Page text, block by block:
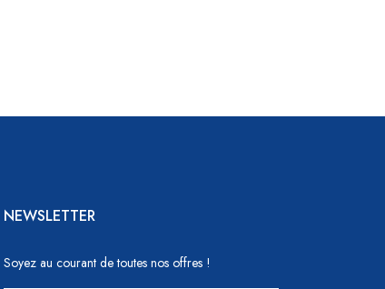
NEWSLETTER
Soyez au courant de toutes nos offres !